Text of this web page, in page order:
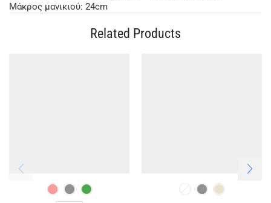
Μάκρος μανικιού: 24cm
Related Products